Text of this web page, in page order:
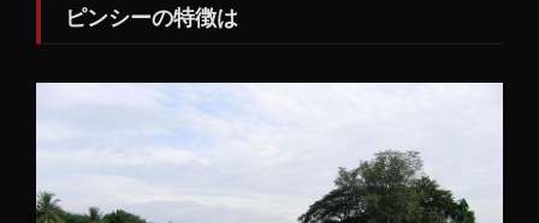
か
ピンシーの特徴は